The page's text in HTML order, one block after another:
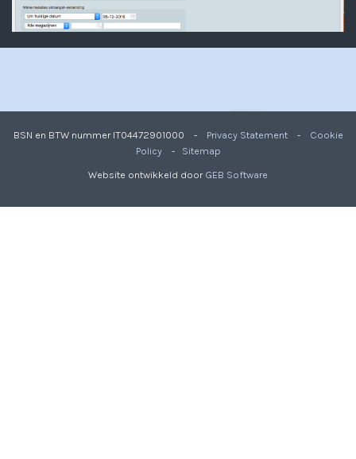
BSN en BTW nummer IT04472901000 - Privacy Statement- Cookie
Policy- Sitemap
Website ontwikkeld door GEB Software